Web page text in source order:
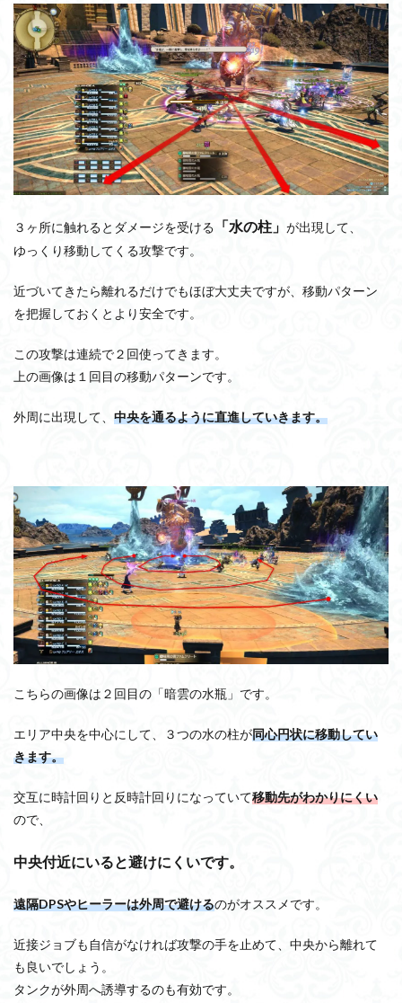
３ヶ所に触れるとダメージを受ける 「水の柱」 が出現して、
ゆっくり移動してくる攻撃です。
近づいてきたら離れるだけでもほぼ大丈夫ですが、移動パターン
を把握しておくとより安全です。
この攻撃は連続で２回使ってきます。
上の画像は１回目の移動パターンです。
外周に出現して、 中央を通るように直進していきます。
こちらの画像は２回目の「暗雲の水瓶」です。
エリア中央を中心にして、３つの水の柱が同心円状に移動してい
きます。
交互に時計回りと反時計回りになっていて移動先がわかりにくい
ので、
中央付近にいると避けにくいです。
遠隔DPSやヒーラーは外周で避けるのがオススメです。
近接ジョブも自信がなければ攻撃の手を止めて、中央から離れて
も良いでしょう。
タンクが外周へ誘導するのも有効です。